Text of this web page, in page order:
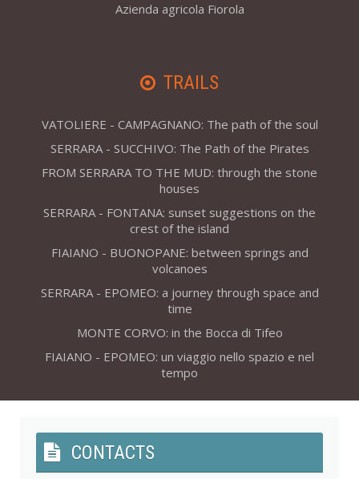
Azienda agricola Fiorola
TRAILS
VATOLIERE - CAMPAGNANO: The path of the soul
SERRARA - SUCCHIVO: The Path of the Pirates
FROM SERRARA TO THE MUD: through the stone
houses
SERRARA - FONTANA: sunset suggestions on the
crest of the island
FIAIANO - BUONOPANE: between springs and
volcanoes
SERRARA - EPOMEO: a journey through space and
time
MONTE CORVO: in the Bocca di Tifeo
FIAIANO - EPOMEO: un viaggio nello spazio e nel
tempo
CONTACTS